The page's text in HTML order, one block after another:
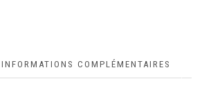
INFORMATIONS COMPLÉMENTAIRES